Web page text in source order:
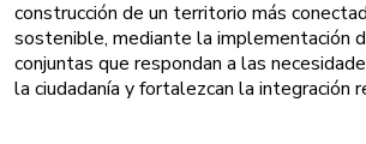
construcción de un territorio más
sostenible, mediante la implementación
conjuntas que respondan a las
la ciudadanía y fortalezcan la integración